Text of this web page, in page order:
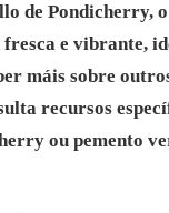
de Pondicherry,
fresca e vibrante,
máis sobre
recursos
ou pemento